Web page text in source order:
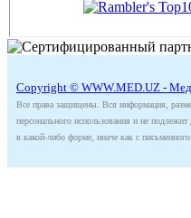
Copyright © WWW.MED.UZ -
Все права защищены. Вся информация,
персонального использования и не
в какой-либо форме, иначе как с